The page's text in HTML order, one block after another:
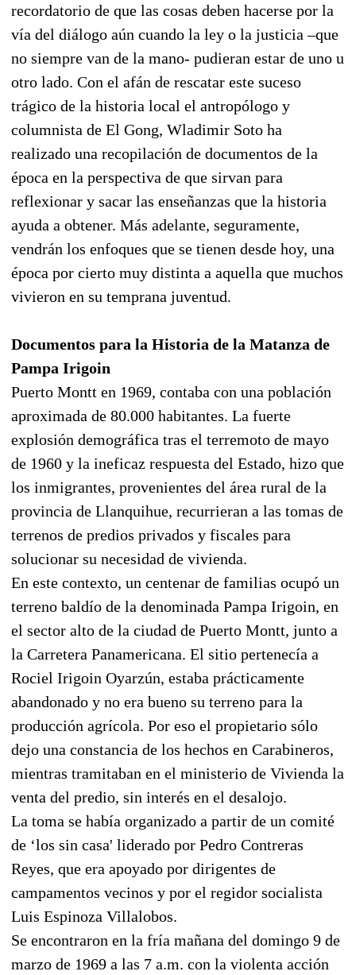
recordatorio de que las cosas deben hacerse por la
vía del diálogo aún cuando la ley o la justicia –que
no siempre van de la mano- pudieran estar de uno u
otro lado. Con el afán de rescatar este suceso
trágico de la historia local el antropólogo y
columnista de El Gong, Wladimir Soto ha
realizado una recopilación de documentos de la
época en la perspectiva de que sirvan para
reflexionar y sacar las enseñanzas que la historia
ayuda a obtener. Más adelante, seguramente,
vendrán los enfoques que se tienen desde hoy, una
época por cierto muy distinta a aquella que muchos
vivieron en su temprana juventud.
Documentos para la Historia de la Matanza de
Pampa Irigoin
Puerto Montt en 1969, contaba con una población
aproximada de 80.000 habitantes. La fuerte
explosión demográfica tras el terremoto de mayo
de 1960 y la ineficaz respuesta del Estado, hizo que
los inmigrantes, provenientes del área rural de la
provincia de Llanquihue, recurrieran a las tomas de
terrenos de predios privados y fiscales para
solucionar su necesidad de vivienda.
En este contexto, un centenar de familias ocupó un
terreno baldío de la denominada Pampa Irigoin, en
el sector alto de la ciudad de Puerto Montt, junto a
la Carretera Panamericana. El sitio pertenecía a
Rociel Irigoin Oyarzún, estaba prácticamente
abandonado y no era bueno su terreno para la
producción agrícola. Por eso el propietario sólo
dejo una constancia de los hechos en Carabineros,
mientras tramitaban en el ministerio de Vivienda la
venta del predio, sin interés en el desalojo.
La toma se había organizado a partir de un comité
de ‘los sin casa' liderado por Pedro Contreras
Reyes, que era apoyado por dirigentes de
campamentos vecinos y por el regidor socialista
Luis Espinoza Villalobos.
Se encontraron en la fría mañana del domingo 9 de
marzo de 1969 a las 7 a.m. con la violenta acción